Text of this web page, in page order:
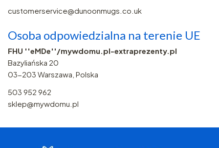
customerservice@dunoonmugs.co.uk
Osoba odpowiedzialna na terenie UE
FHU ''eMDe''/mywdomu.pl-extraprezenty.pl
Bazyliańska 20
03-203 Warszawa, Polska
503 952 962
sklep@mywdomu.pl